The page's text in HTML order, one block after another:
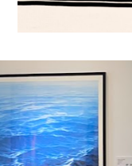
GALERÍA